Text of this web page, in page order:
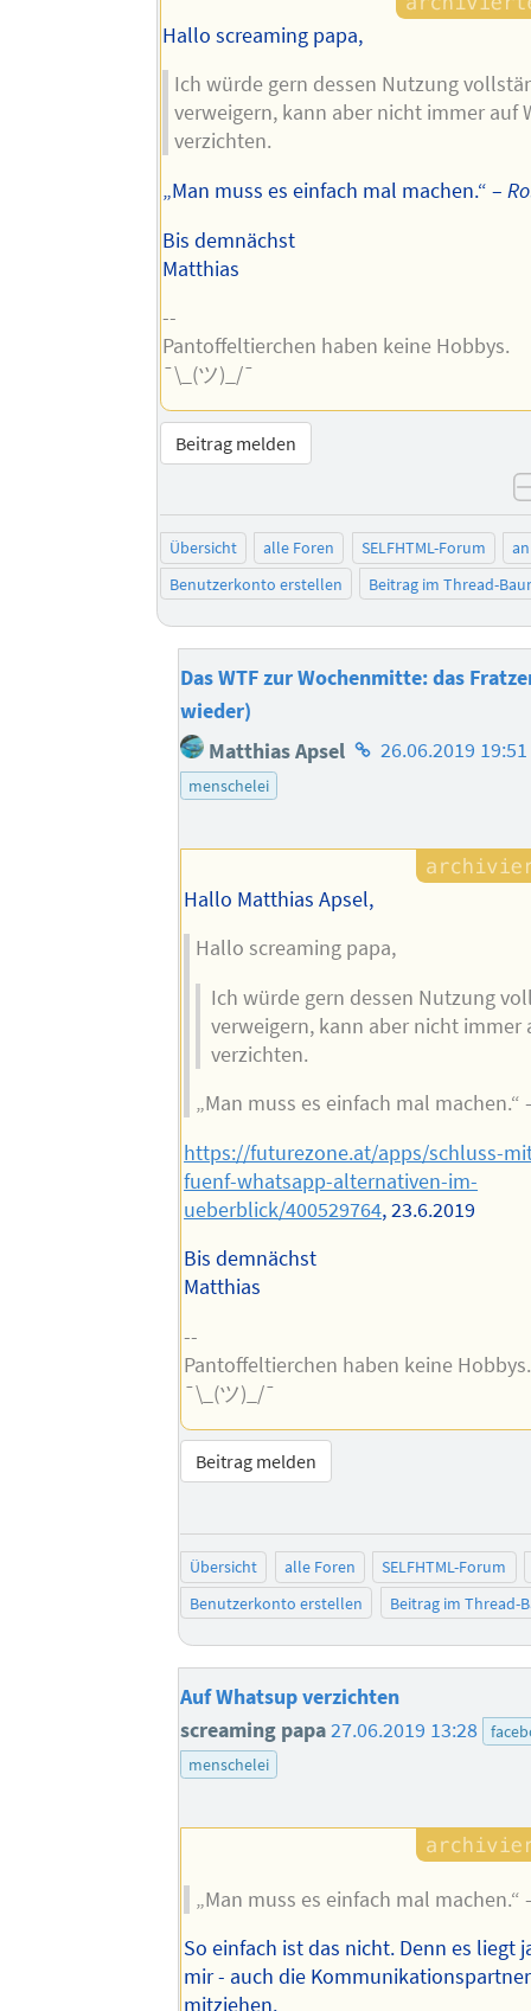
Hallo screaming papa,
Ich würde gern dessen Nutzung
verweigern, kann aber nicht immer auf
verzichten.
„Man muss es einfach mal machen.“ –
Bis demnächst
Matthias
--
Pantoffeltierchen haben keine Hobbys.
¯\_(ツ)_/¯
Beitrag melden
Übersicht alle Foren SELFHTML-Forum
Benutzerkonto erstellen
Beitrag im Thread-
Das WTF zur Wochenmitte: das
wieder)
Matthias Apsel Homepage
26.06.2019 19:51
menschelei
Hallo Matthias Apsel,
Hallo screaming papa,
Ich würde gern dessen Nutzung
verweigern, kann aber nicht immer
verzichten.
„Man muss es einfach mal machen.“
https://futurezone.at/apps/schluss-
fuenf-whatsapp-alternativen-im-
ueberblick/400529764, 23.6.2019
Bis demnächst
Matthias
--
Pantoffeltierchen haben keine Hobbys.
¯\_(ツ)_/¯
Beitrag melden
Übersicht alle Foren
SELFHTML-Forum
Benutzerkonto erstellen
Beitrag im Thread-
Auf Whatsup verzichten
screaming papa27.06.2019 13:28
menschelei
„Man muss es einfach mal machen.“
So einfach ist das nicht. Denn es liegt
mir - auch die
mitziehen.